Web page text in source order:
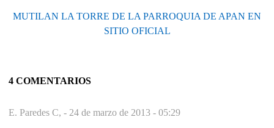
MUTILAN LA TORRE DE LA PARROQUIA DE APAN EN
SITIO OFICIAL
4 COMENTARIOS
E. Paredes C, - 24 de marzo de 2013 - 05:29